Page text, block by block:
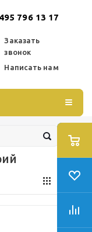
796 13 17
Заказать
звонок
Написать нам